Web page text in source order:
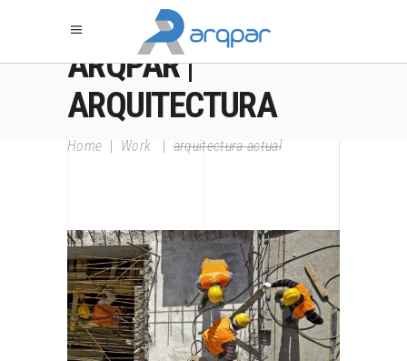
ARQPAR |
ARQUITECTURA
Home Work arquitectura actual